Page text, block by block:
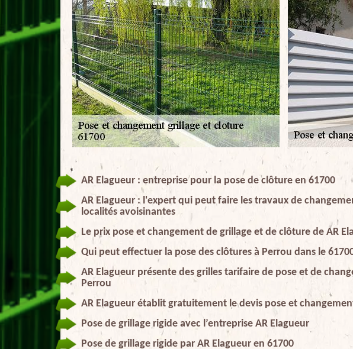
AR Elagueur : entreprise pour la pose de clôture en 61700
AR Elagueur : l'expert qui peut faire les travaux de
localités avoisinantes
Le prix pose et changement de grillage et de clôture de AR
Qui peut effectuer la pose des clôtures à Perrou dans le
AR Elagueur présente des grilles tarifaire de pose et de
Perrou
AR Elagueur établit gratuitement le devis pose et
Pose de grillage rigide avec l’entreprise AR Elagueur
Pose de grillage rigide par AR Elagueur en 61700